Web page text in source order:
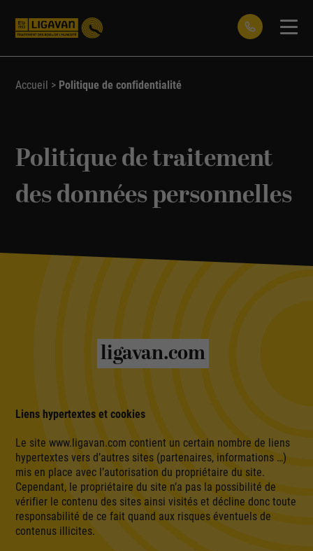
Accueil > Politique de confidentialité
Politique de traitement
des données personnelles
ligavan.com
Liens hypertextes et cookies
Le site www.ligavan.com contient un certain nombre de liens
hypertextes vers d’autres sites (partenaires, informations …)
mis en place avec l’autorisation du propriétaire du site.
Cependant, le propriétaire du site n’a pas la possibilité de
vérifier le contenu des sites ainsi visités et décline donc toute
responsabilité de ce fait quand aux risques éventuels de
contenus illicites.